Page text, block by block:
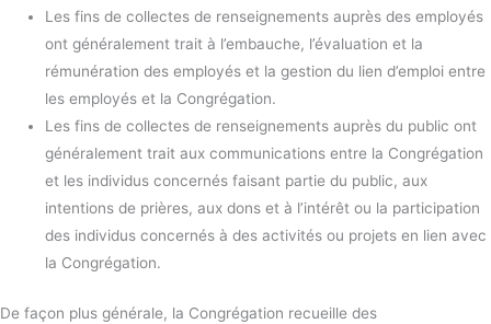
Les fins de collectes de renseignements auprès des employés
ont généralement trait à l’embauche, l’évaluation et la
rémunération des employés et la gestion du lien d’emploi entre
les employés et la Congrégation.
Les fins de collectes de renseignements auprès du public ont
généralement trait aux communications entre la Congrégation
et les individus concernés faisant partie du public, aux
intentions de prières, aux dons et à l’intérêt ou la participation
des individus concernés à des activités ou projets en lien avec
la Congrégation.
De façon plus générale, la Congrégation recueille des